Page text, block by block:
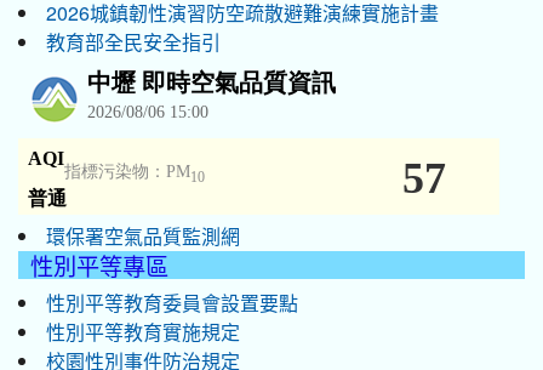
2026城鎮韌性演習防空疏散避難演練實施計畫
教育部全民安全指引
環保署空氣品質監測網
性別平等專區
性別平等教育委員會設置要點
性別平等教育實施規定
校園性別事件防治規定